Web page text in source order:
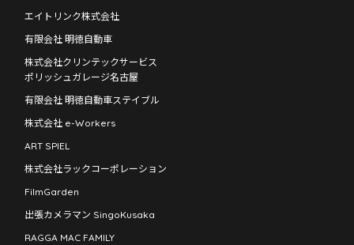
エイトリンク株式会社
有限会社 明徳自動車
株式会社クリンテックサービス
ポリッシュガレージ名古屋
有限会社 明徳自動車ステイブル
株式会社 e-Workers
ART SPIEL
株式会社ラックコーポレーション
FilmGarden
出張カメラマン SingoKusaka
RAGGA MAC FAMILY